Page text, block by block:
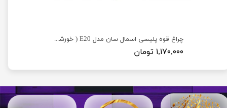
چراغ قوه پلیسی اسمال سان مدل E20 ( خورشید کوچک )
۱,۱۷۰,۰۰۰ تومان